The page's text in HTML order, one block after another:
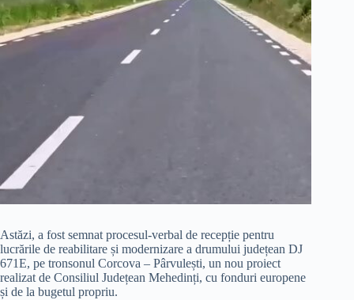
Astăzi, a fost semnat procesul-verbal de recepție pentru
lucrările de reabilitare și modernizare a drumului județean DJ
671E, pe tronsonul Corcova – Pârvulești, un nou proiect
realizat de Consiliul Județean Mehedinți, cu fonduri europene
și de la bugetul propriu.